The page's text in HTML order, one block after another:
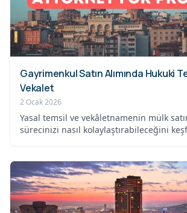
Gayrimenkul Satın Alımında Hukuki
Vekalet
2 Ocak 2026
Yasal temsil ve vekâletnamenin mülk
sürecinizi nasıl kolaylaştırabileceğini